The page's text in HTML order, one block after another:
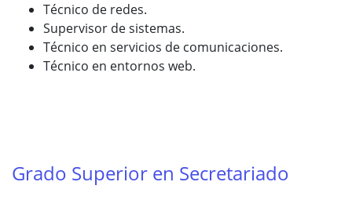
Técnico de redes.
Supervisor de sistemas.
Técnico en servicios de comunicaciones.
Técnico en entornos web.
Grado Superior en Secretariado